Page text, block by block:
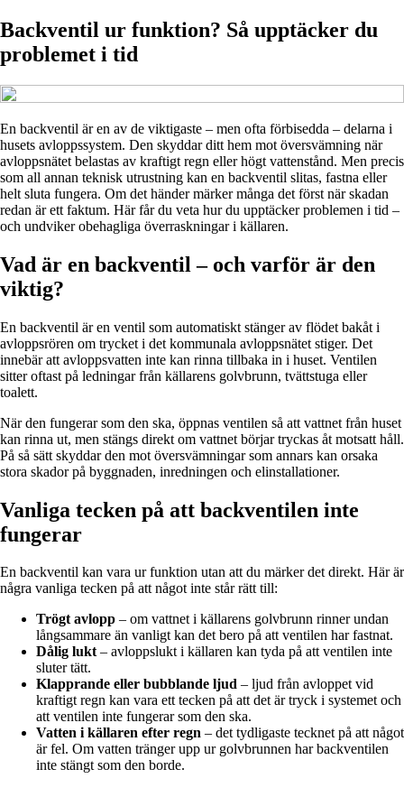
Backventil ur funktion? Så upptäcker du
problemet i tid
En backventil är en av de viktigaste – men ofta förbisedda – delarna i
husets avloppssystem. Den skyddar ditt hem mot översvämning när
avloppsnätet belastas av kraftigt regn eller högt vattenstånd. Men precis
som all annan teknisk utrustning kan en backventil slitas, fastna eller
helt sluta fungera. Om det händer märker många det först när skadan
redan är ett faktum. Här får du veta hur du upptäcker problemen i tid –
och undviker obehagliga överraskningar i källaren.
Vad är en backventil – och varför är den
viktig?
En backventil är en ventil som automatiskt stänger av flödet bakåt i
avloppsrören om trycket i det kommunala avloppsnätet stiger. Det
innebär att avloppsvatten inte kan rinna tillbaka in i huset. Ventilen
sitter oftast på ledningar från källarens golvbrunn, tvättstuga eller
toalett.
När den fungerar som den ska, öppnas ventilen så att vattnet från huset
kan rinna ut, men stängs direkt om vattnet börjar tryckas åt motsatt håll.
På så sätt skyddar den mot översvämningar som annars kan orsaka
stora skador på byggnaden, inredningen och elinstallationer.
Vanliga tecken på att backventilen inte
fungerar
En backventil kan vara ur funktion utan att du märker det direkt. Här är
några vanliga tecken på att något inte står rätt till:
Trögt avlopp – om vattnet i källarens golvbrunn rinner undan
långsammare än vanligt kan det bero på att ventilen har fastnat.
Dålig lukt– avloppslukt i källaren kan tyda på att ventilen inte
sluter tätt.
Klapprande eller bubblande ljud – ljud från avloppet vid
kraftigt regn kan vara ett tecken på att det är tryck i systemet och
att ventilen inte fungerar som den ska.
Vatten i källaren efter regn – det tydligaste tecknet på att något
är fel. Om vatten tränger upp ur golvbrunnen har backventilen
inte stängt som den borde.